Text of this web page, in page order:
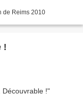
de Reims 2010
!